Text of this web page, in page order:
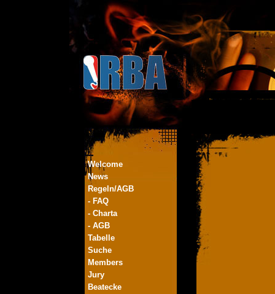
Welcome
News
Regeln/AGB
- FAQ
- Charta
- AGB
Tabelle
Suche
Members
Jury
Beatecke